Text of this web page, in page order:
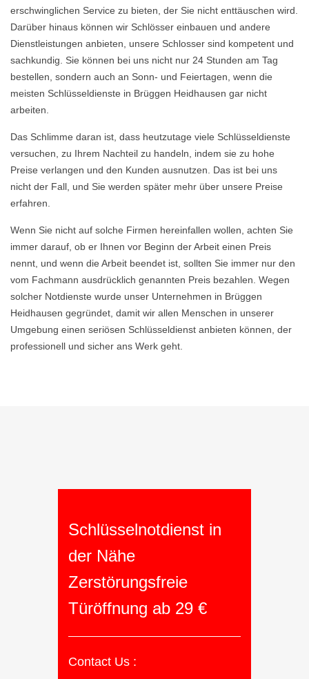
erschwinglichen Service zu bieten, der Sie nicht enttäuschen wird.
Darüber hinaus können wir Schlösser einbauen und andere
Dienstleistungen anbieten, unsere Schlosser sind kompetent und
sachkundig. Sie können bei uns nicht nur 24 Stunden am Tag
bestellen, sondern auch an Sonn- und Feiertagen, wenn die
meisten Schlüsseldienste in Brüggen Heidhausen gar nicht
arbeiten.
Das Schlimme daran ist, dass heutzutage viele Schlüsseldienste
versuchen, zu Ihrem Nachteil zu handeln, indem sie zu hohe
Preise verlangen und den Kunden ausnutzen. Das ist bei uns
nicht der Fall, und Sie werden später mehr über unsere Preise
erfahren.
Wenn Sie nicht auf solche Firmen hereinfallen wollen, achten Sie
immer darauf, ob er Ihnen vor Beginn der Arbeit einen Preis
nennt, und wenn die Arbeit beendet ist, sollten Sie immer nur den
vom Fachmann ausdrücklich genannten Preis bezahlen. Wegen
solcher Notdienste wurde unser Unternehmen in Brüggen
Heidhausen gegründet, damit wir allen Menschen in unserer
Umgebung einen seriösen Schlüsseldienst anbieten können, der
professionell und sicher ans Werk geht.
Schlüsselnotdienst in
der Nähe
Zerstörungsfreie
Türöffnung ab 29 €
Contact Us :